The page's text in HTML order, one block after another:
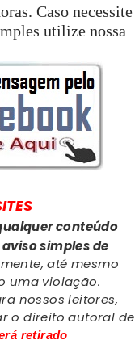
Caso necessite
utilize nossa
conteúdo
simples de
até mesmo
uma violação.
nossos leitores,
o direito autoral de
retirado